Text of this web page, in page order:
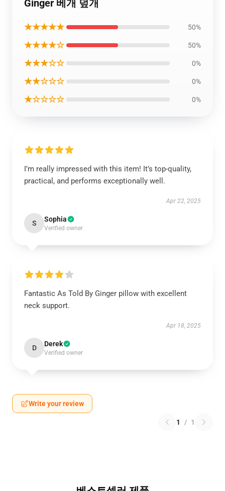
Ginger 베개 덮개
★★★★★ 50%
★★★★☆ 50%
★★★☆☆ 0%
★★☆☆☆ 0%
★☆☆☆☆ 0%
I’m really impressed with this item! It’s top-quality,
practical, and performs exceptionally well.
Apr 22, 2025
S Sophia
Verified owner
Fantastic As Told By Ginger pillow with excellent
neck support.
Apr 18, 2025
D Derek
Verified owner
Write your review
1 / 1